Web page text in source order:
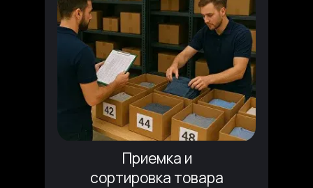
Приемка и
сортировка товара